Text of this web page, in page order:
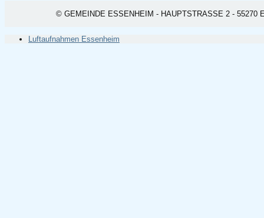
© GEMEINDE ESSENHEIM - HAUPTSTRASSE 2 - 55270
Luftaufnahmen Essenheim